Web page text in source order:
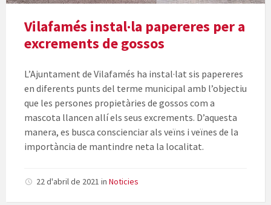
Vilafamés instal·la papereres per a
excrements de gossos
L’Ajuntament de Vilafamés ha instal·lat sis papereres
en diferents punts del terme municipal amb l’objectiu
que les persones propietàries de gossos com a
mascota llancen allí els seus excrements. D’aquesta
manera, es busca conscienciar als veïns i veïnes de la
importància de mantindre neta la localitat.
22 d'abril de 2021 in Noticies